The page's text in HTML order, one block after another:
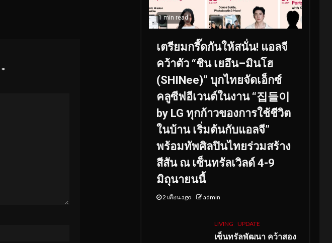
*
1 min read
เตรียมกรี๊ดกันให้สนั่น! แอลจี
คว้าตัว “ชิน เยอึน–มินโฮ
(SHINee)” บุกไทยจัดเอ็กซ์
คลูซีฟอีเวนต์ในงาน “집들이
by LG ทุกก้าวของการใช้ชีวิต
ในบ้าน เริ่มต้นกับแอลจี”
พร้อมทัพศิลปินไทยร่วมสร้าง
สีสัน ณ เซ็นทรัลเวิลด์ 4-9
มิถุนายนนี้
2 เดือน ago admin
LIVING UPDATE
เซ็นทรัลพัฒนา คว้าสอง